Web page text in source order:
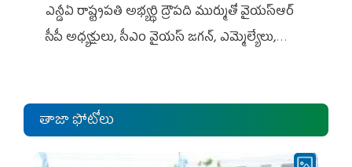
ఎన్డీఏ రాష్ట్ర‌ప‌తి అభ్య‌ర్థి ద్రౌప‌ది ముర్ముతో వైయ‌స్ఆర్
సీపీ అధ్య‌క్షులు, సీఎం వైయ‌స్ జ‌గ‌న్, ఎమ్మెల్యేలు,
తాజా ఫోటోలు